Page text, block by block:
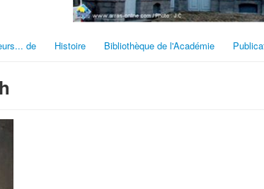
de Histoire Bibliothèque de l'Académie